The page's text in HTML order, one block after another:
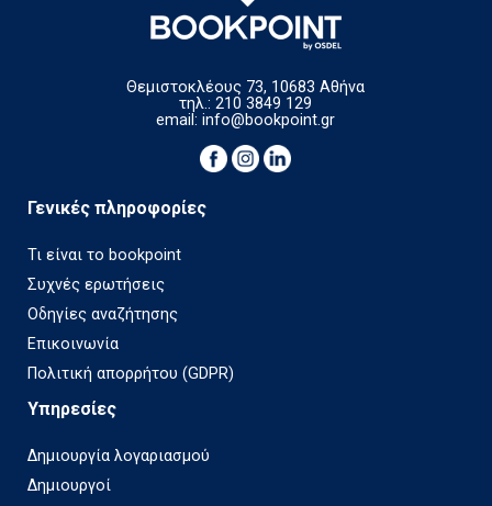
Θεμιστοκλέους 73, 10683 Αθήνα
τηλ.: 210 3849 129
email:info@bookpoint.gr
Γενικές πληροφορίες
Τι είναι το bookpoint
Συχνές ερωτήσεις
Οδηγίες αναζήτησης
Επικοινωνία
Πολιτική απορρήτου (GDPR)
Υπηρεσίες
Δημιουργία λογαριασμού
Δημιουργοί